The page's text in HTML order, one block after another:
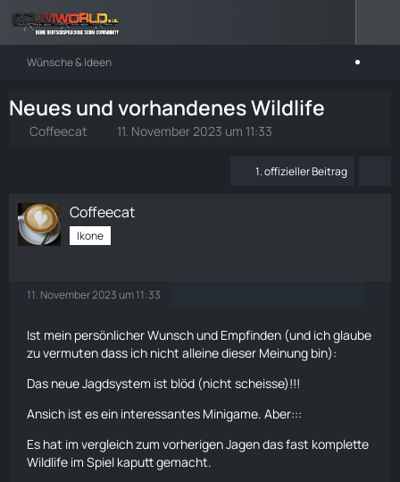
Wünsche & Ideen
Neues und vorhandenes Wildlife
Coffeecat 11. November 2023 um 11:33
1. offizieller Beitrag
Coffeecat
Ikone
11. November 2023 um 11:33
Ist mein persönlicher Wunsch und Empfinden (und ich glaube
zu vermuten dass ich nicht alleine dieser Meinung bin):
Das neue Jagdsystem ist blöd (nicht scheisse)!!!
Ansich ist es ein interessantes Minigame. Aber:::
Es hat im vergleich zum vorherigen Jagen das fast komplette
Wildlife im Spiel kaputt gemacht.